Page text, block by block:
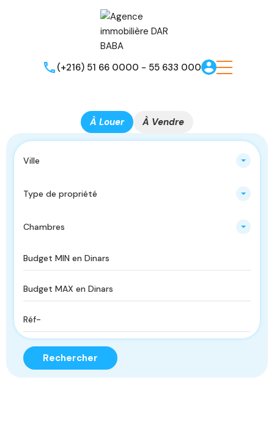
(+216) 51 66 0000 - 55 633 000
À Louer À Vendre
Ville
Type de propriété
Chambres
Rechercher